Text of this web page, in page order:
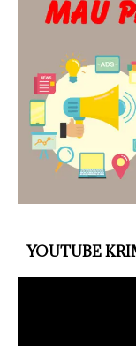
YOUTUBE